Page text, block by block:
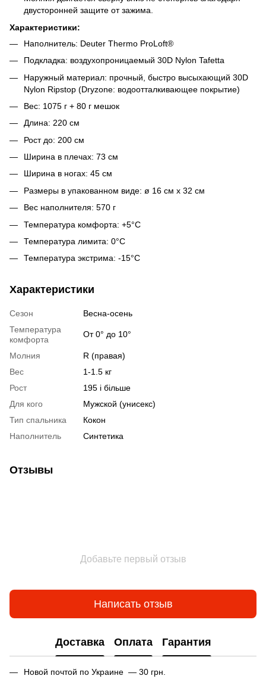
двусторонней защите от зажима.
Характеристики:
Наполнитель: Deuter Thermo ProLoft®
Подкладка: воздухопроницаемый 30D Nylon Tafetta
Наружный материал: прочный, быстро высыхающий 30D
Nylon Ripstop (Dryzone: водоотталкивающее покрытие)
Вес: 1075 г + 80 г мешок
Длина: 220 см
Рост до: 200 см
Ширина в плечах: 73 см
Ширина в ногах: 45 см
Размеры в упакованном виде: ø 16 см x 32 см
Вес наполнителя: 570 г
Температура комфорта: +5°C
Температура лимита: 0°C
Температура экстрима: -15°C
Характеристики
Сезон
Весна-осень
Температура
комфорта
От 0° до 10°
Молния
R (правая)
Вес
1-1.5 кг
Рост
195 і більше
Для кого
Мужской (унисекс)
Тип спальника
Кокон
Наполнитель
Синтетика
Отзывы
Добавьте первый отзыв
Написать отзыв
Доставка Оплата Гарантия
Новой почтой по Украине — 30 грн.